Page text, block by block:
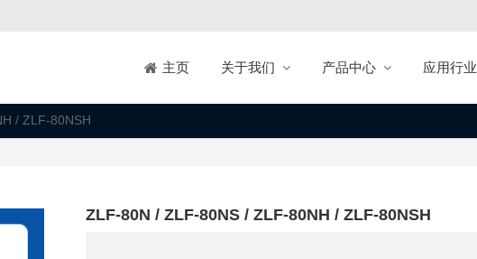
主页 关于我们 产品中心 应用行业
/ ZLF-80NSH
ZLF-80N / ZLF-80NS / ZLF-80NH / ZLF-80NSH